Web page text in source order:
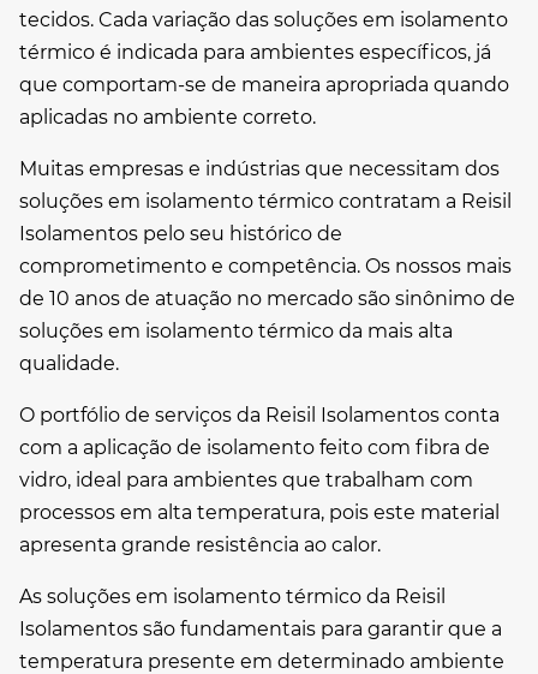
tecidos. Cada variação das soluções em isolamento
térmico é indicada para ambientes específicos, já
que comportam-se de maneira apropriada quando
aplicadas no ambiente correto.
Muitas empresas e indústrias que necessitam dos
soluções em isolamento térmico contratam a Reisil
Isolamentos pelo seu histórico de
comprometimento e competência. Os nossos mais
de 10 anos de atuação no mercado são sinônimo de
soluções em isolamento térmico da mais alta
qualidade.
O portfólio de serviços da Reisil Isolamentos conta
com a aplicação de isolamento feito com fibra de
vidro, ideal para ambientes que trabalham com
processos em alta temperatura, pois este material
apresenta grande resistência ao calor.
As soluções em isolamento térmico da Reisil
Isolamentos são fundamentais para garantir que a
temperatura presente em determinado ambiente